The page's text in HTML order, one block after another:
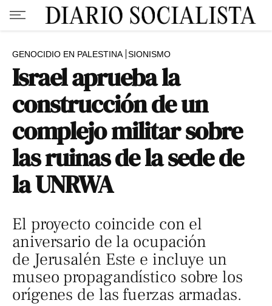
GENOCIDIO EN PALESTINA SIONISMO
Israel aprueba la
construcción de un
complejo militar sobre
las ruinas de la sede de
la UNRWA
El proyecto coincide con el
aniversario de la ocupación
de Jerusalén Este e incluye un
museo propagandístico sobre los
orígenes de las fuerzas armadas.